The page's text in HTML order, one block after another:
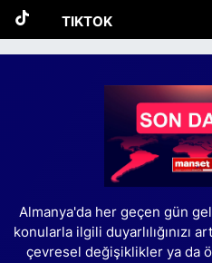
TIKTOK
Almanya'da her geçen gün
konularla ilgili duyarlılığınızı
çevresel değişiklikler ya da